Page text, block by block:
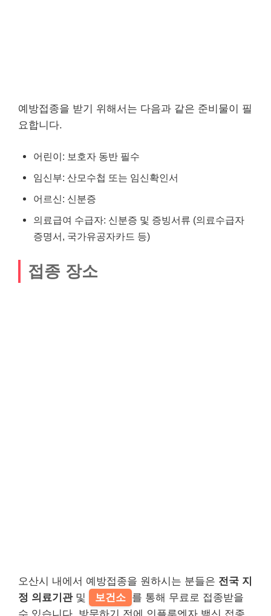
예방접종을 받기 위해서는 다음과 같은 준비물이 필
요합니다.
어린이: 보호자 동반 필수
임신부: 산모수첩 또는 임신확인서
어르신: 신분증
의료급여 수급자: 신분증 및 증빙서류 (의료수급자
증명서, 국가유공자카드 등)
접종 장소
오산시 내에서 예방접종을 원하시는 분들은 전국 지
정 의료기관및 보건소 를 통해 무료로 접종받을